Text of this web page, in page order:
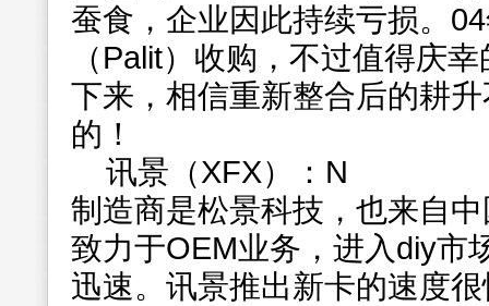
蚕食，企业因此持续亏损。
（Palit）收购，不过值得庆
下来，相信重新整合后的耕
的！
讯景（XFX）：N
制造商是松景科技，也来自
致力于OEM业务，进入diy市
迅速。讯景推出新卡的速度